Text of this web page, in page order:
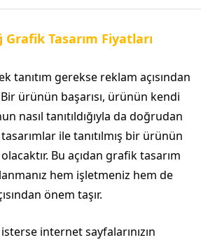
Grafik Tasarım Fiyatları
tanıtım gerekse reklam açısından
ürünün başarısı, ürünün kendi
nasıl tanıtıldığıyla da doğrudan
tasarımlar ile tanıtılmış bir ürünün
olacaktır. Bu açıdan grafik tasarım
hem işletmeniz hem de
önem taşır.
internet sayfalarınızın